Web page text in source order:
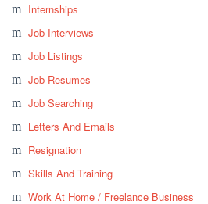
Internships
Job Interviews
Job Listings
Job Resumes
Job Searching
Letters And Emails
Resignation
Skills And Training
Work At Home / Freelance Business